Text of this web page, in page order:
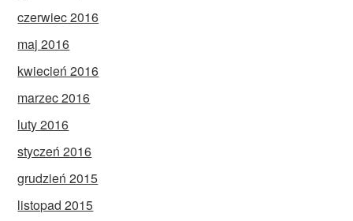
czerwiec 2016
maj 2016
kwiecień 2016
marzec 2016
luty 2016
styczeń 2016
grudzień 2015
listopad 2015